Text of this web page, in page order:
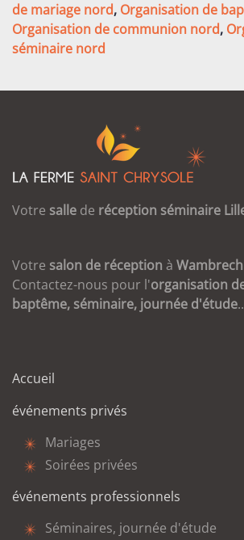
de mariage nord, Organisation de
Organisation de communion nord,
séminaire nord
Votre salle de réception séminaire
Votre salon de réception à
Contactez-nous pour l'organisation
baptême, séminaire, journée d'étude
Accueil
événements privés
Mariages
Soirées privées
événements professionnels
Séminaires, journée d'étude